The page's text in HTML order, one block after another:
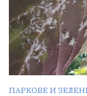
ПАРКОВЕ И